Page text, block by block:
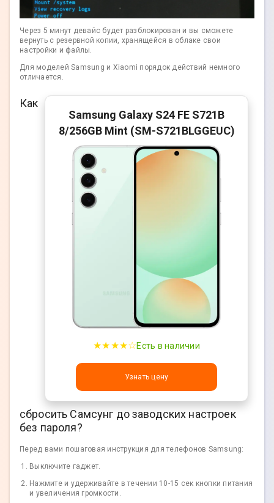
Через 5 минут девайс будет разблокирован и вы сможете
вернуть с резервной копии, хранящейся в облаке свои
настройки и файлы.
Для моделей Samsung и Xiaomi порядок действий немного
отличается.
Samsung Galaxy S24 FE S721B
8/256GB Mint (SM-S721BLGGEUC)
★★★★☆Есть в наличии
Узнать цену
Как
сбросить Самсунг до заводских настроек
без пароля?
Перед вами пошаговая инструкция для телефонов Samsung:
Выключите гаджет.
Нажмите и удерживайте в течении 10-15 сек кнопки питания
и увеличения громкости.